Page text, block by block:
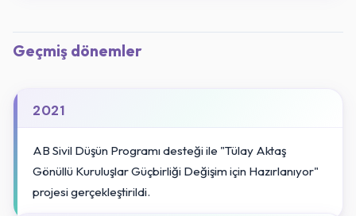
Geçmiş dönemler
2021
AB Sivil Düşün Programı desteği ile "Tülay Aktaş
Gönüllü Kuruluşlar Güçbirliği Değişim için Hazırlanıyor"
projesi gerçekleştirildi.